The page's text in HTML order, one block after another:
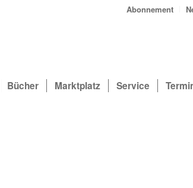
Abonnement
Bücher Marktplatz Service